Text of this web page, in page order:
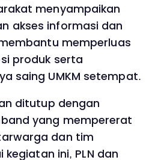
menyampaikan
akses informasi dan
memperluas
produk serta
saing UMKM setempat.
ditutup dengan
yang mempererat
dan tim
kegiatan ini, PLN dan